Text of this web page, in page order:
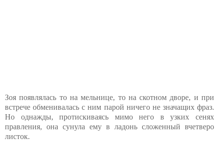
Зоя появлялась то на мельнице, то на скотном дворе, и при
встрече обменивалась с ним парой ничего не значащих фраз.
Но однажды, протискиваясь мимо него в узких сенях
правления, она сунула ему в ладонь сложенный вчетверо
листок.